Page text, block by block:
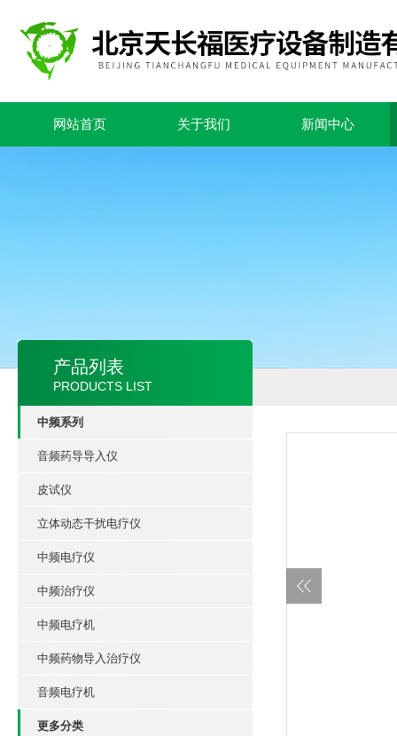
网站首页 关于我们 新闻中心
产品列表
PRODUCTS LIST
中频系列
音频药导导入仪
皮试仪
立体动态干扰电疗仪
中频电疗仪
中频治疗仪
中频电疗机
中频药物导入治疗仪
音频电疗机
更多分类